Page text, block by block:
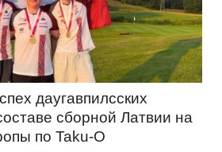
даугавпилсских
сборной Латвии на
по Taku-O